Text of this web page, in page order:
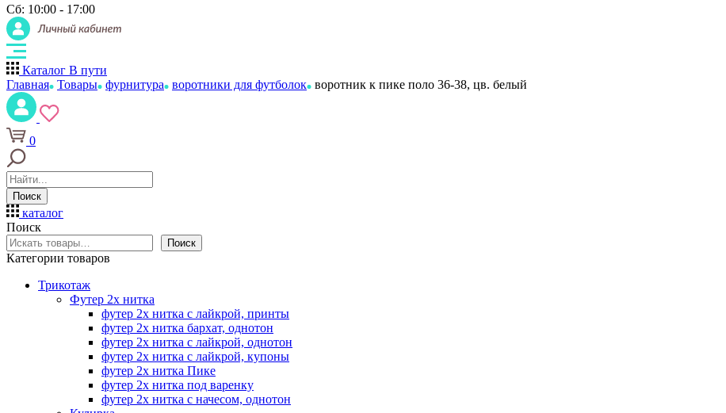
Сб: 10:00 - 17:00
Каталог В пути
Главная Товары фурнитура воротники для футболок воротник к пике поло 36-38, цв. белый
0
Поиск
каталог
Поиск
Поиск
Категории товаров
Трикотаж
Футер 2х нитка
футер 2х нитка с лайкрой, принты
футер 2х нитка бархат, однотон
футер 2х нитка с лайкрой, однотон
футер 2х нитка с лайкрой, купоны
футер 2х нитка Пике
футер 2х нитка под варенку
футер 2х нитка с начесом, однотон